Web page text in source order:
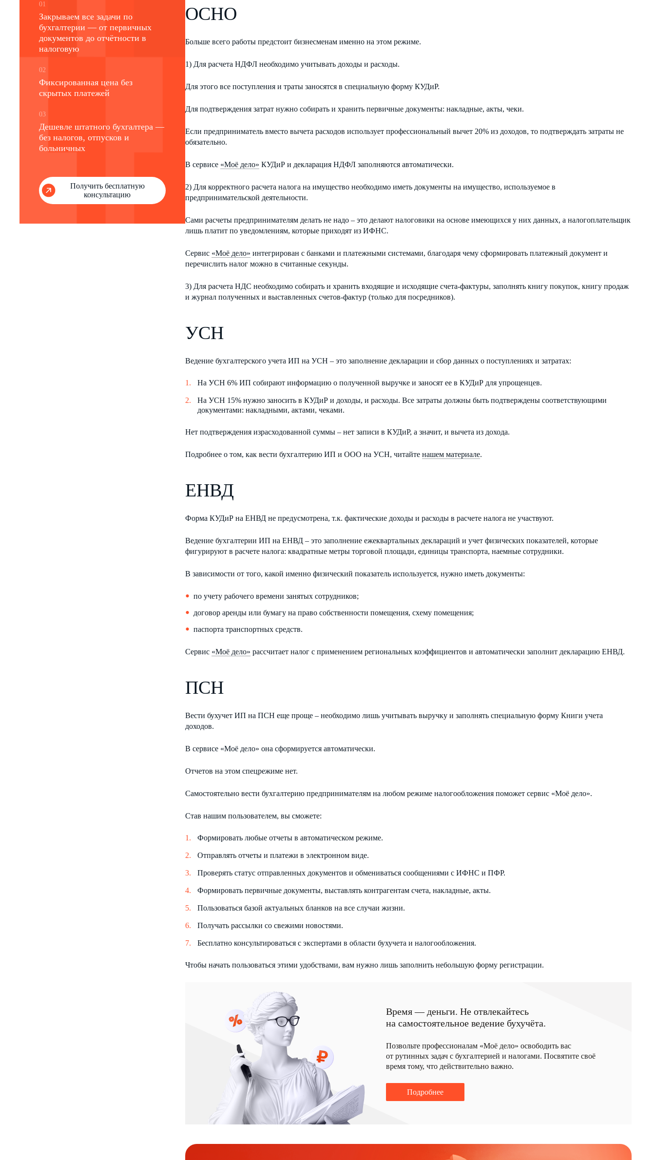
01
Закрываем все задачи по
бухгалтерии — от первичных
документов до отчётности в
налоговую
02
Фиксированная цена без
скрытых платежей
03
Дешевле штатного бухгалтера —
без налогов, отпусков и
больничных
Получить бесплатную
консультацию
ОСНО
Больше всего работы предстоит бизнесменам именно на этом режиме.
1) Для расчета НДФЛ необходимо учитывать доходы и расходы.
Для этого все поступления и траты заносятся в специальную форму КУДиР.
Для подтверждения затрат нужно собирать и хранить первичные документы: накладные, акты, чеки.
Если предприниматель вместо вычета расходов использует профессиональный вычет 20% из доходов, то подтверждать затраты не
обязательно.
В сервисе «Моё дело» КУДиР и декларация НДФЛ заполняются автоматически.
2) Для корректного расчета налога на имущество необходимо иметь документы на имущество, используемое в
предпринимательской деятельности.
Сами расчеты предпринимателям делать не надо – это делают налоговики на основе имеющихся у них данных, а налогоплательщик
лишь платит по уведомлениям, которые приходят из ИФНС.
Сервис «Моё дело» интегрирован с банками и платежными системами, благодаря чему сформировать платежный документ и
перечислить налог можно в считанные секунды.
3) Для расчета НДС необходимо собирать и хранить входящие и исходящие счета-фактуры, заполнять книгу покупок, книгу продаж
и журнал полученных и выставленных счетов-фактур (только для посредников).
УСН
Ведение бухгалтерского учета ИП на УСН – это заполнение декларации и сбор данных о поступлениях и затратах:
На УСН 6% ИП собирают информацию о полученной выручке и заносят ее в КУДиР для упрощенцев.
На УСН 15% нужно заносить в КУДиР и доходы, и расходы. Все затраты должны быть подтверждены соответствующими
документами: накладными, актами, чеками.
Нет подтверждения израсходованной суммы – нет записи в КУДиР, а значит, и вычета из дохода.
Подробнее о том, как вести бухгалтерию ИП и ООО на УСН, читайте нашем материале.
ЕНВД
Форма КУДиР на ЕНВД не предусмотрена, т.к. фактические доходы и расходы в расчете налога не участвуют.
Ведение бухгалтерии ИП на ЕНВД – это заполнение ежеквартальных деклараций и учет физических показателей, которые
фигурируют в расчете налога: квадратные метры торговой площади, единицы транспорта, наемные сотрудники.
В зависимости от того, какой именно физический показатель используется, нужно иметь документы:
по учету рабочего времени занятых сотрудников;
договор аренды или бумагу на право собственности помещения, схему помещения;
паспорта транспортных средств.
Сервис «Моё дело» рассчитает налог с применением региональных коэффициентов и автоматически заполнит декларацию ЕНВД.
ПСН
Вести бухучет ИП на ПСН еще проще – необходимо лишь учитывать выручку и заполнять специальную форму Книги учета
доходов.
В сервисе «Моё дело» она сформируется автоматически.
Отчетов на этом спецрежиме нет.
Самостоятельно вести бухгалтерию предпринимателям на любом режиме налогообложения поможет сервис «Моё дело».
Став нашим пользователем, вы сможете:
Формировать любые отчеты в автоматическом режиме.
Отправлять отчеты и платежи в электронном виде.
Проверять статус отправленных документов и обмениваться сообщениями с ИФНС и ПФР.
Формировать первичные документы, выставлять контрагентам счета, накладные, акты.
Пользоваться базой актуальных бланков на все случаи жизни.
Получать рассылки со свежими новостями.
Бесплатно консультироваться с экспертами в области бухучета и налогообложения.
Чтобы начать пользоваться этими удобствами, вам нужно лишь заполнить небольшую форму регистрации.
Время — деньги. Не отвлекайтесь
на самостоятельное ведение бухучёта.
Позвольте профессионалам «Моё дело» освободить вас
от рутинных задач с бухгалтерией и налогами. Посвятите своё
время тому, что действительно важно.
Подробнее